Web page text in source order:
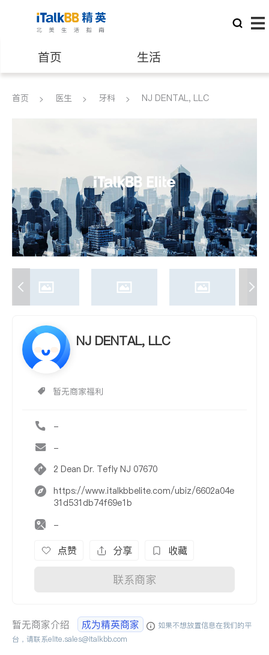
首页 生活
医生 律师
养老 非盈利组织
首页 医生 牙科 NJ DENTAL, LLC
NJ DENTAL, LLC
暂无商家福利
-
-
2 Dean Dr. Tefly NJ 07670
https://www.italkbbelite.com/ubiz/6602a04e
31d531db74f69e1b
-
点赞 分享 收藏
联系商家
暂无商家介绍 成为精英商家
如果不想放置信息在我们的平
台，请联系elite.sales@italkbb.com